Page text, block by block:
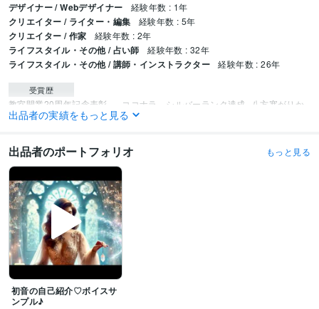
デザイナー / Webデザイナー 経験年数 : 1年
クリエイター / ライター・編集 経験年数 : 5年
クリエイター / 作家 経験年数 : 2年
ライフスタイル・その他 / 占い師 経験年数 : 32年
ライフスタイル・その他 / 講師・インストラクター 経験年数 : 26年
受賞歴
教室開業20周年記念表彰 ココナラ　シルバーランク達成
八方塞がりか
ら人生逆転！占い✕副業で希望自由を手に入れる方法
件達成
ビジネス・クリエイティブツール
Google スプレッドシート:2年
Numbers:4年Pages:4年ChatGPT:1年
得意分野
占い タロットカード　オラクル・ルノルマンなど
占い 鑑定
悩み相談・カウンセリング
出品者の実績をもっと見る
出品者のポートフォリオ もっと見る
初音の自己紹介♡ボイスサ
ンプル♪